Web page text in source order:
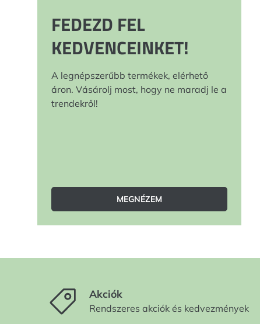
FEDEZD FEL
KEDVENCEINKET!
A legnépszerűbb termékek, elérhető
áron. Vásárolj most, hogy ne maradj le a
trendekről!
MEGNÉZEM
Akciók
Rendszeres akciók és kedvezmények